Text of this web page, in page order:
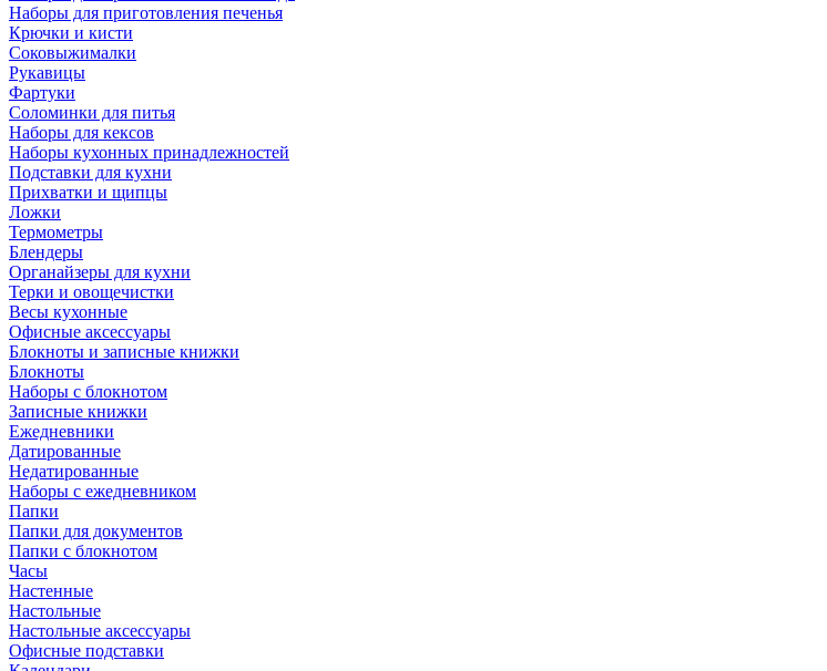
Наборы для приготовления печенья
Крючки и кисти
Соковыжималки
Рукавицы
Фартуки
Соломинки для питья
Наборы для кексов
Наборы кухонных принадлежностей
Подставки для кухни
Прихватки и щипцы
Ложки
Термометры
Блендеры
Органайзеры для кухни
Терки и овощечистки
Весы кухонные
Офисные аксессуары
Блокноты и записные книжки
Блокноты
Наборы с блокнотом
Записные книжки
Ежедневники
Датированные
Недатированные
Наборы с ежедневником
Папки
Папки для документов
Папки с блокнотом
Часы
Настенные
Настольные
Настольные аксессуары
Офисные подставки